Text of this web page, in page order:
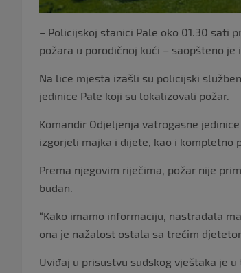
– Policijskoj stanici Pale oko 01.30 sati
požara u porodičnoj kući – saopšteno je
Na lice mjesta izašli su policijski
jedinice Pale koji su lokalizovali požar.
Komandir Odjeljenja vatrogasne
izgorjeli majka i dijete, kao i kompletno
Prema njegovim riječima, požar nije
budan.
“Kako imamo informaciju, nastradala
ona je nažalost ostala sa trećim
Uviđaj u prisustvu sudskog vještaka je